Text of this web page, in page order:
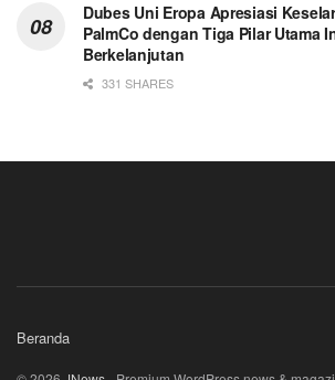
Dubes Uni Eropa Apresiasi
PalmCo dengan Tiga Pilar Utama
Berkelanjutan
331 SHARES
Beranda